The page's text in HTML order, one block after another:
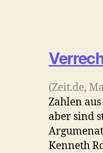
(Zeit.de,
Zahlen
aber sind
Kenneth